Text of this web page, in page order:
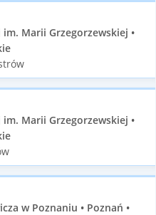
Marii Grzegorzewskiej •
Marii Grzegorzewskiej •
w Poznaniu • Poznań •